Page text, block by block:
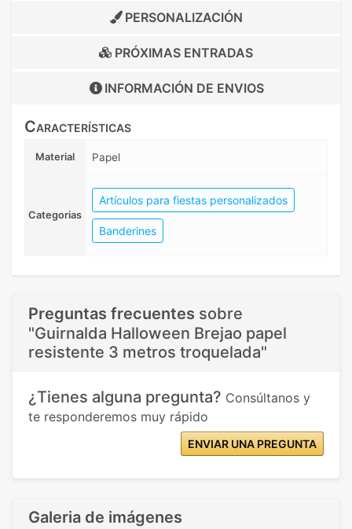
PERSONALIZACIÓN
PRÓXIMAS ENTRADAS
INFORMACIÓN DE ENVIOS
Características
Material Papel
Categorias
Artículos para fiestas personalizados
Banderines
Preguntas frecuentes sobre
"Guirnalda Halloween Brejao papel
resistente 3 metros troquelada"
¿Tienes alguna pregunta? Consúltanos y
te responderemos muy rápido
ENVIAR UNA PREGUNTA
Galeria de imágenes